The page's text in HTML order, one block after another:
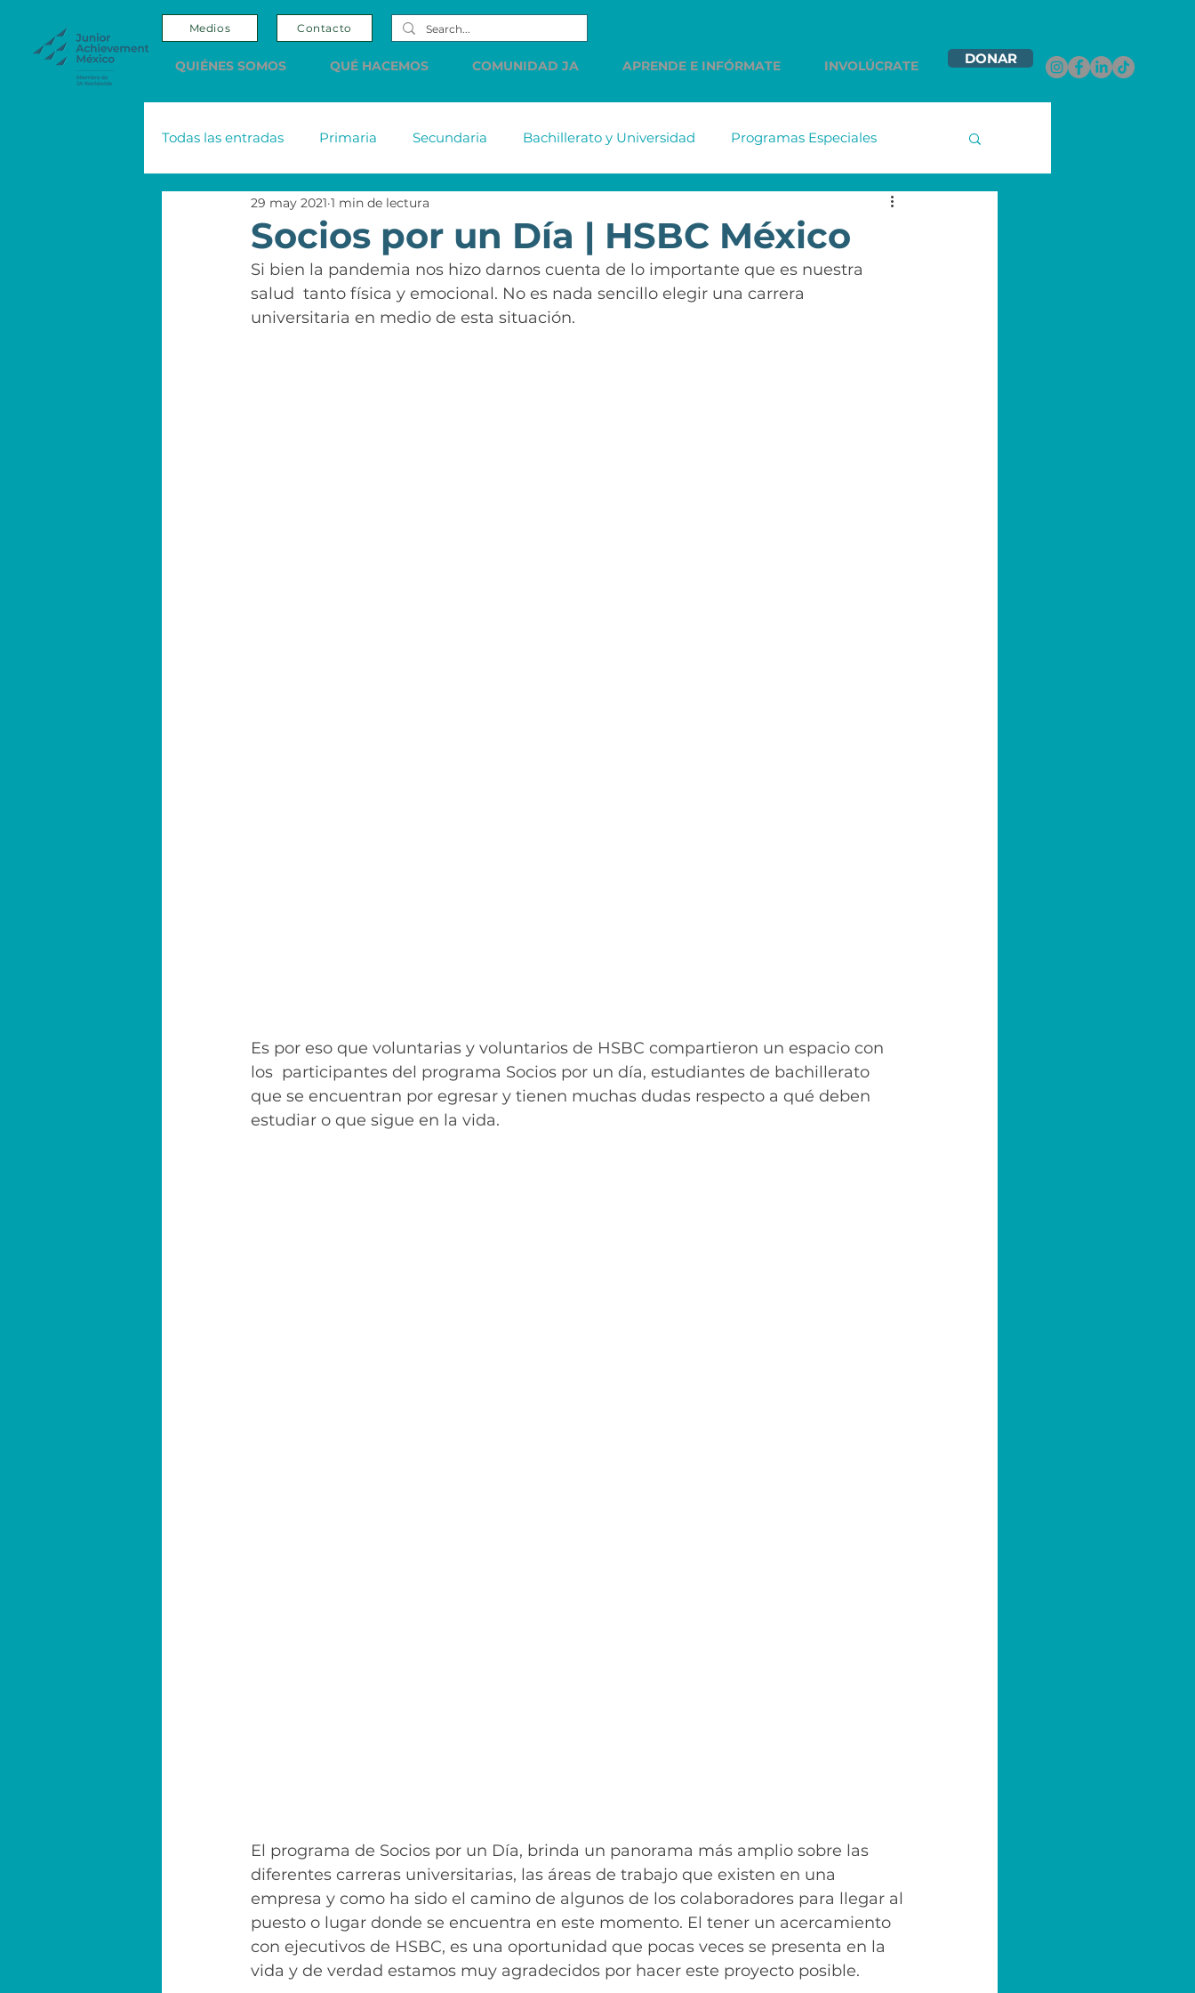
Medios Contacto
QUIÉNES SOMOS QUÉ HACEMOS COMUNIDAD JA APRENDE E INFÓRMATE INVOLÚCRATE DONAR
Todas las entradas Primaria Secundaria Bachillerato y Universidad Programas Especiales
Editorial Scotiabank
Nacional Monte de Piedad HSBC Western Union LINDE PREC Cuentas Contigo
Socios por un Día | HSBC México
29 may 2021 1 min de lectura
Si bien la pandemia nos hizo darnos cuenta de lo importante que es nuestra
salud  tanto física y emocional. No es nada sencillo elegir una carrera
universitaria en medio de esta situación.
Es por eso que voluntarias y voluntarios de HSBC compartieron un espacio con
los  participantes del programa Socios por un día, estudiantes de bachillerato
que se encuentran por egresar y tienen muchas dudas respecto a qué deben
estudiar o que sigue en la vida.
El programa de Socios por un Día, brinda un panorama más amplio sobre las
diferentes carreras universitarias, las áreas de trabajo que existen en una
empresa y como ha sido el camino de algunos de los colaboradores para llegar al
puesto o lugar donde se encuentra en este momento. El tener un acercamiento
con ejecutivos de HSBC, es una oportunidad que pocas veces se presenta en la
vida y de verdad estamos muy agradecidos por hacer este proyecto posible.